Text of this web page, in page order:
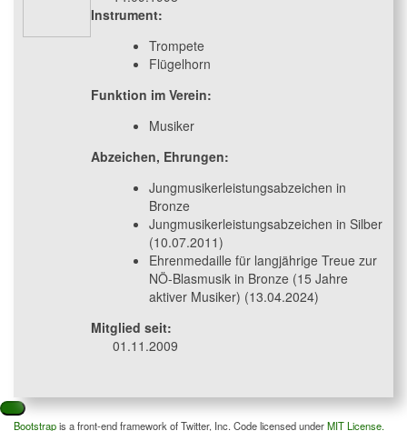
Instrument:
Trompete
Flügelhorn
Funktion im Verein:
Musiker
Abzeichen, Ehrungen:
Jungmusikerleistungsabzeichen in
Bronze
Jungmusikerleistungsabzeichen in Silber
(10.07.2011)
Ehrenmedaille für langjährige Treue zur
NÖ-Blasmusik in Bronze (15 Jahre
aktiver Musiker) (13.04.2024)
Mitglied seit:
01.11.2009
Bootstrapis a front-end framework of Twitter, Inc. Code licensed underMIT License.